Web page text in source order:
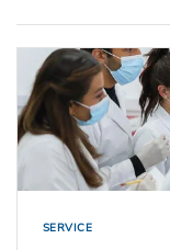
SERVICE